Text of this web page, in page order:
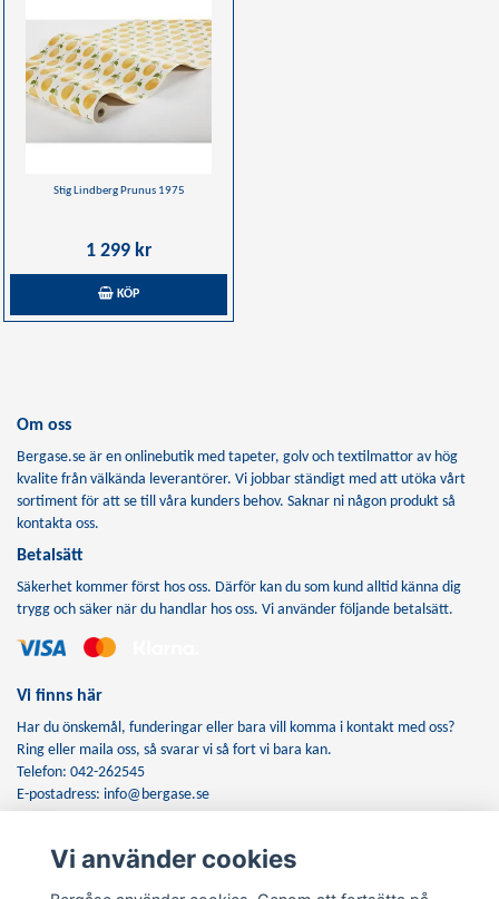
Stig Lindberg Prunus 1975
1 299 kr
KÖP
Om oss
Bergase.se är en onlinebutik med tapeter, golv och textilmattor av hög
kvalite från välkända leverantörer. Vi jobbar ständigt med att utöka vårt
sortiment för att se till våra kunders behov. Saknar ni någon produkt så
kontakta oss.
Betalsätt
Säkerhet kommer först hos oss. Därför kan du som kund alltid känna dig
trygg och säker när du handlar hos oss. Vi använder följande betalsätt.
Vi finns här
Har du önskemål, funderingar eller bara vill komma i kontakt med oss?
Ring eller maila oss, så svarar vi så fort vi bara kan.
Telefon: 042-262545
E-postadress: info@bergase.se
Anmäl dig till vårt nyhetsbrev
Vi använder cookies